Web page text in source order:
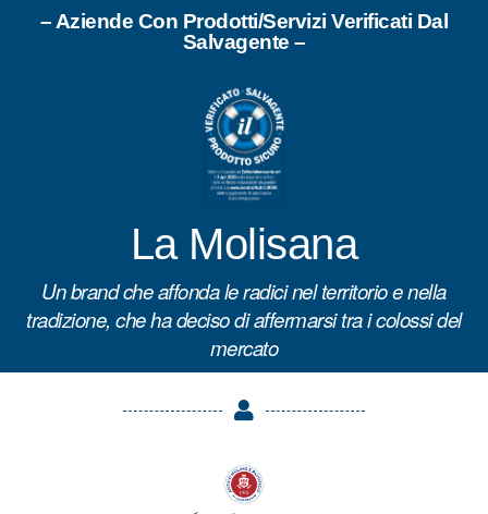
– Aziende Con Prodotti/Servizi Verificati Dal
Salvagente –
La Molisana
Un brand che affonda le radici nel territorio e nella
tradizione, che ha deciso di affermarsi tra i colossi del
mercato